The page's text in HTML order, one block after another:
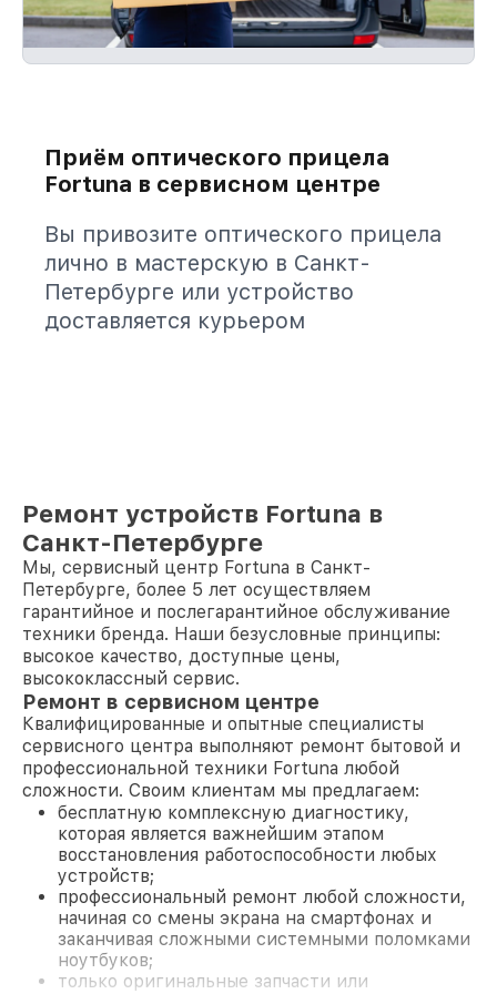
Приём оптического прицела
Fortuna в сервисном центре
Вы привозите оптического прицела
лично в мастерскую в Санкт-
Петербурге или устройство
доставляется курьером
Ремонт устройств Fortuna в
Санкт-Петербурге
Мы, сервисный центр Fortuna в Санкт-
Петербурге, более 5 лет осуществляем
гарантийное и послегарантийное обслуживание
техники бренда. Наши безусловные принципы:
высокое качество, доступные цены,
высококлассный сервис.
Ремонт в сервисном центре
Квалифицированные и опытные специалисты
сервисного центра выполняют ремонт бытовой и
профессиональной техники Fortuna любой
сложности. Своим клиентам мы предлагаем:
бесплатную комплексную диагностику,
которая является важнейшим этапом
восстановления работоспособности любых
устройств;
профессиональный ремонт любой сложности,
начиная со смены экрана на смартфонах и
заканчивая сложными системными поломками
ноутбуков;
только оригинальные запчасти или